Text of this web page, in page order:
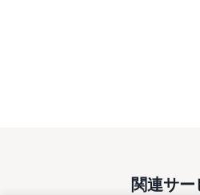
関連サー